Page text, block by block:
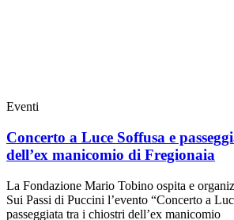
Eventi
Concerto a Luce Soffusa e
dell’ex manicomio di Fregionaia
La Fondazione Mario Tobino ospita e
Sui Passi di Puccini l’evento “Concerto a
passeggiata tra i chiostri dell’ex manicomio